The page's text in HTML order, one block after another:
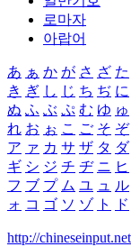
로마자
아랍어
あ ぁ か が さ ざ た
き ぎ し じ ち ぢ に
ぬ ふ ぶ ぷ む ゆ ゅ
れ お ぉ こ ご そ ぞ
ア ァ カ サ ザ タ ダ
ギ シ ジ チ ヂ ニ ヒ
フ ブ プ ム ユ ュ ル
ォ コ ゴ ソ ゾ ト ド
http://